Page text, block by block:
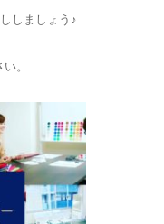
しましょう♪
。